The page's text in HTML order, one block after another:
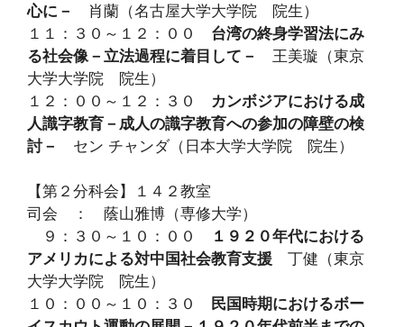
心に－
肖蘭（名古屋大学大学院 院生）
１１：３０～１２：００ 台湾の終身学習法にみ
る社会像－立法過程に着目して－
王美璇（東京
大学大学院 院生）
１２：００～１２：３０ カンボジアにおける成
人識字教育－成人の識字教育への参加の障壁の検
討－
セン チャンダ（日本大学大学院 院生）
【第２分科会】１４２教室
司会 ： 蔭山雅博（専修大学）
９：３０～１０：００
１９２０年代における
アメリカによる対中国社会教育支援 丁健（東京
大学大学院 院生）
１０：００～１０：３０ 民国時期におけるボー